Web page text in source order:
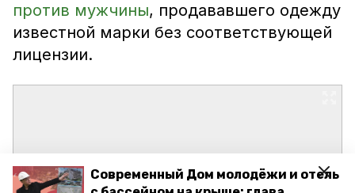
Современный Дом молодёжи и отель
против мужчины, продававшего одежду
известной марки без соответствующей
лицензии.